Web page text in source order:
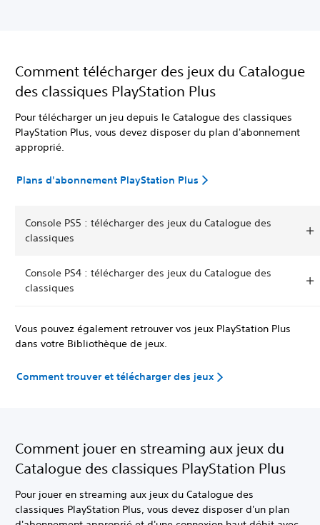
Comment télécharger des jeux du Catalogue
des classiques PlayStation Plus
Pour télécharger un jeu depuis le Catalogue des classiques
PlayStation Plus, vous devez disposer du plan d'abonnement
approprié.
Plans d'abonnement PlayStation Plus
Console PS5 : télécharger des jeux du Catalogue des
classiques
Console PS4 : télécharger des jeux du Catalogue des
classiques
Vous pouvez également retrouver vos jeux PlayStation Plus
dans votre Bibliothèque de jeux.
Comment trouver et télécharger des jeux
Comment jouer en streaming aux jeux du
Catalogue des classiques PlayStation Plus
Pour jouer en streaming aux jeux du Catalogue des
classiques PlayStation Plus, vous devez disposer d'un plan